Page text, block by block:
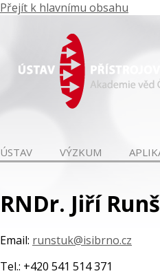
Přejít k hlavnímu obsahu
ÚSTAV VÝZKUM
RNDr. Jiří
Email: runstuk@isibrno.cz
Tel.: +420 541 514 371